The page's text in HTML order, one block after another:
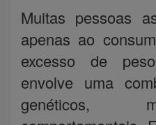
Muitas pessoas
apenas ao
excesso de
envolve uma
genéticos,